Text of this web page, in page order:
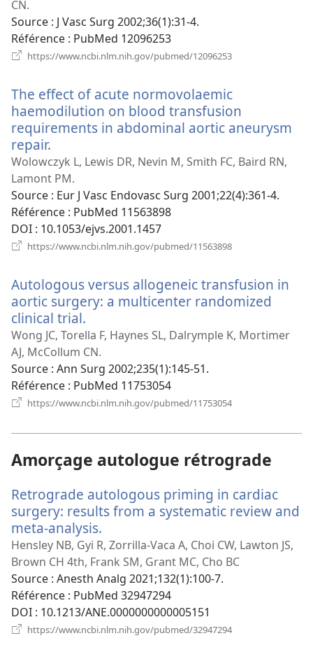
CN.
Source ‎: J Vasc Surg 2002;36(1):31-4.
Référence ‎: PubMed 12096253
https://www.ncbi.nlm.nih.gov/pubmed/12096253
fenêtre)
The effect of acute normovolaemic
haemodilution on blood transfusion
requirements in abdominal aortic aneurysm
repair.
une
nouvelle
fenêtre)
Wolowczyk L, Lewis DR, Nevin M, Smith FC, Baird RN,
Lamont PM.
Source ‎: Eur J Vasc Endovasc Surg 2001;22(4):361-4.
Référence ‎: PubMed 11563898
DOI ‎: 10.1053/ejvs.2001.1457
https://www.ncbi.nlm.nih.gov/pubmed/11563898
fenêtre)
Autologous versus allogeneic transfusion in
aortic surgery: a multicenter randomized
clinical trial.
une
nouvelle
fenêtre)
Wong JC, Torella F, Haynes SL, Dalrymple K, Mortimer
AJ, McCollum CN.
Source ‎: Ann Surg 2002;235(1):145-51.
Référence ‎: PubMed 11753054
https://www.ncbi.nlm.nih.gov/pubmed/11753054
Amorçage autologue rétrograde
Retrograde autologous priming in cardiac
surgery: results from a systematic review and
meta-analysis.
une
nouvelle
fenêtre)
Hensley NB, Gyi R, Zorrilla-Vaca A, Choi CW, Lawton JS,
Brown CH 4th, Frank SM, Grant MC, Cho BC
Source ‎: Anesth Analg 2021;132(1):100-7.
Référence ‎: PubMed 32947294
DOI ‎: 10.1213/ANE.0000000000005151
https://www.ncbi.nlm.nih.gov/pubmed/32947294